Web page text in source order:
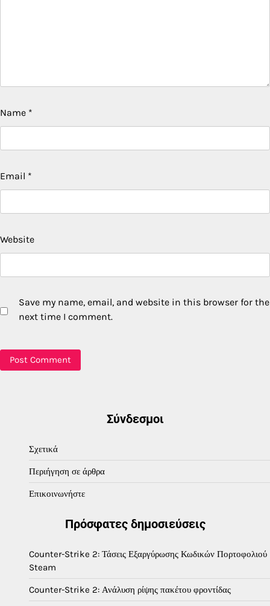
Name *
Email *
Website
Save my name, email, and website in this browser for the
next time I comment.
Σύνδεσμοι
Σχετικά
Περιήγηση σε άρθρα
Επικοινωνήστε
Πρόσφατες δημοσιεύσεις
Counter-Strike 2: Τάσεις Εξαργύρωσης Κωδικών Πορτοφολιού
Steam
Counter-Strike 2: Ανάλυση ρίψης πακέτου φροντίδας